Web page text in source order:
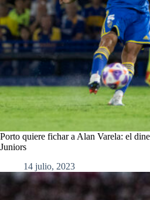
Porto quiere fichar a Alan Varela: el
Juniors
14 julio, 2023